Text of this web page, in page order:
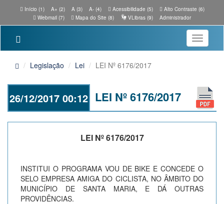
Início (1) A+ (2) A (3) A- (4) Acessibilidade (5)
Alto Contraste (6)
Webmail (7)
Mapa do Site (8) VLibras (9) Administrador
Toggle
Legislação Lei LEI Nº 6176/2017
26/12/2017 00:12 LEI Nº 6176/2017
LEI Nº 6176/2017
INSTITUI O PROGRAMA VOU DE BIKE E CONCEDE O
SELO EMPRESA AMIGA DO CICLISTA, NO ÂMBITO DO
MUNICÍPIO DE SANTA MARIA, E DÁ OUTRAS
PROVIDÊNCIAS.